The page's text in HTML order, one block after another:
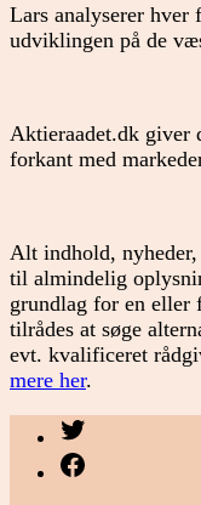
Lars analyserer hver
udviklingen på de
Aktieraadet.dk giver
forkant med
Alt indhold, nyheder,
til almindelig
grundlag for en eller
tilrådes at søge
evt. kvalificeret
mere her.